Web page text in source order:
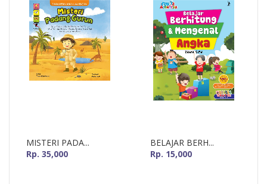
MISTERI PADA...
Rp. 35,000
BELAJAR BERH...
Rp. 15,000